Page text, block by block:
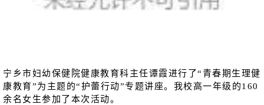
宁乡市妇幼保健院健康教育科主任谭霞进行了“青春期生理健
康教育”为主题的“护蕾行动”专题讲座。我校高一年级的160
余名女生参加了本次活动。